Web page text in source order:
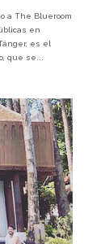
a The Blueroom
en
es el
que se...